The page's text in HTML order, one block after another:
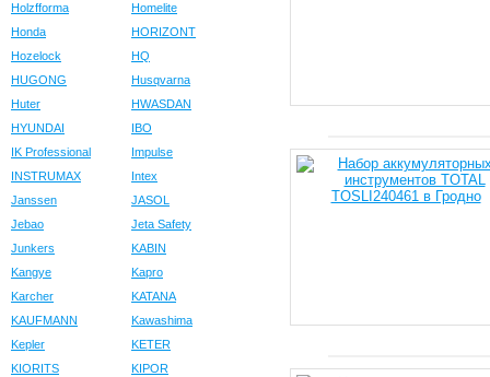
Holzfforma
Homelite
Honda
HORIZONT
Hozelock
HQ
HUGONG
Husqvarna
Huter
HWASDAN
HYUNDAI
IBO
IK Professional
Impulse
INSTRUMAX
Intex
Janssen
JASOL
Jebao
Jeta Safety
Junkers
KABIN
Kangye
Kapro
Karcher
KATANA
KAUFMANN
Kawashima
Kepler
KETER
KIORITS
KIPOR